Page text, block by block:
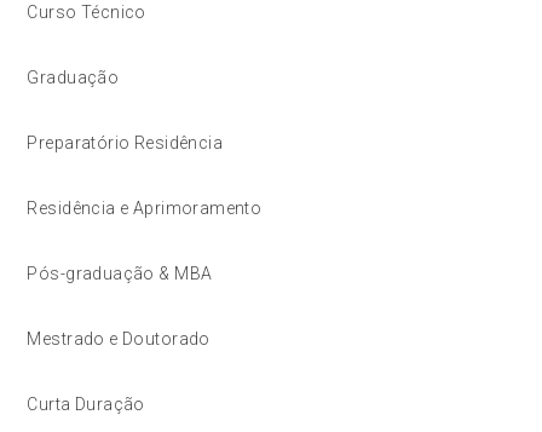
Curso Técnico
Graduação
Preparatório Residência
Residência e Aprimoramento
Pós-graduação & MBA
Mestrado e Doutorado
Curta Duração